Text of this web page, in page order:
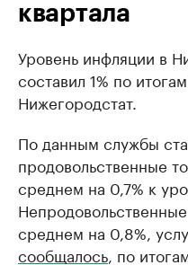
квартала
Уровень инфляции в
составил 1% по
Нижегородстат.
По данным службы
продовольственные
среднем на 0,7% к
среднем на 0,8%,
сообщалось , по